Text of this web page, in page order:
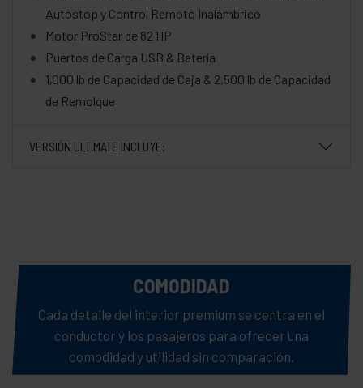
Autostop y Control Remoto Inalámbrico
Motor ProStar de 82 HP
Puertos de Carga USB & Batería
1,000 lb de Capacidad de Caja & 2,500 lb de Capacidad
de Remolque
VERSIÓN ULTIMATE INCLUYE:
COMODIDAD
Cada detalle del interior premium se centra en el
conductor y los pasajeros para ofrecer una
comodidad y utilidad sin comparación.
PROTÉGETE DEL CAMINO